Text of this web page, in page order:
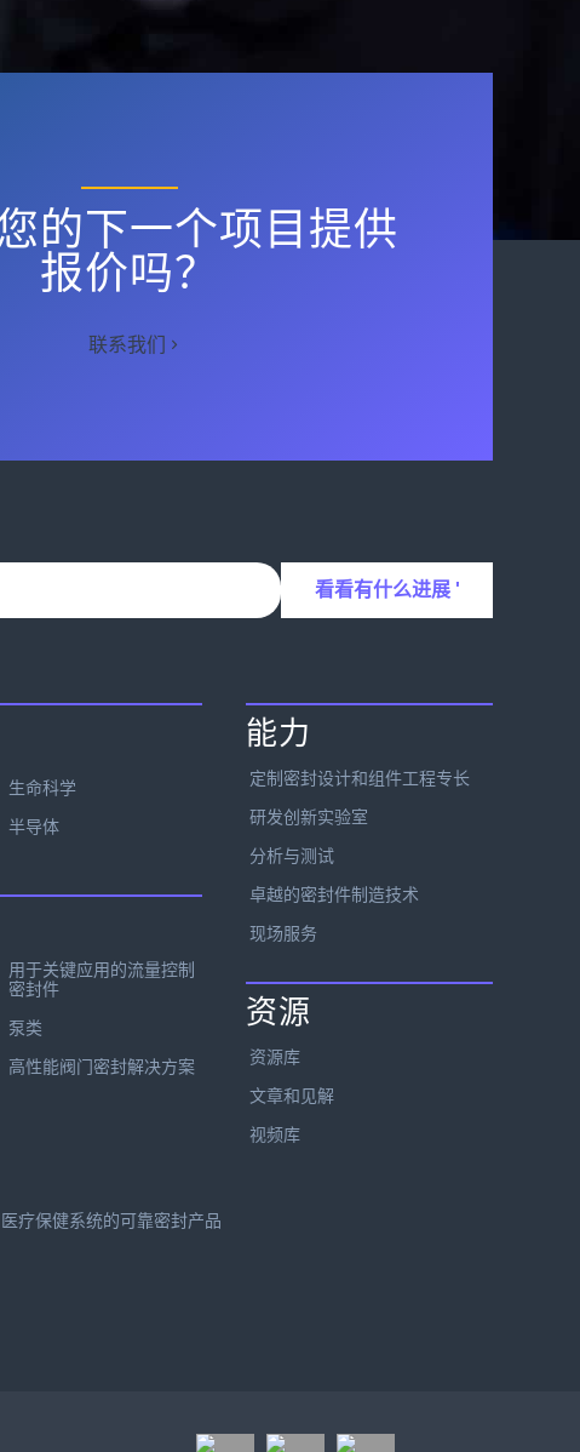
的下一个项目提供
报价吗？
联系我们
生命科学
半导体
用于关键应用的流量控制
密封件
泵类
高性能阀门密封解决方案
能力
定制密封设计和组件工程专长
研发创新实验室
分析与测试
卓越的密封件制造技术
现场服务
资源
资源库
文章和见解
视频库
医疗保健系统的可靠密封产品